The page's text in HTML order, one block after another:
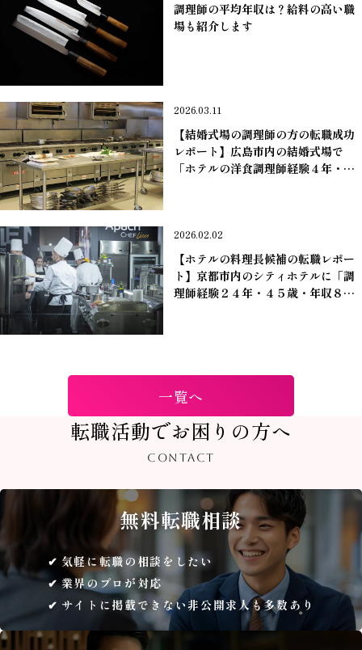
調理師の平均年収は？給料の高い職
場も紹介します
2026.03.11
【結婚式場の調理師の方の転職成功
レポート】広島市内の結婚式場で
「ホテルの洋食調理師経験４年・２
2026.02.02
【ホテルの料理長候補の転職レポー
ト】京都市内のシティホテルに「調
理師経験２４年・４５歳・年収８５
一覧へ
転職活動でお困りの方へ
CONTACT
無料転職相談
気軽に転職の相談をしたい
業界のプロが対応
サイトに掲載できない非公開求人も多数あり